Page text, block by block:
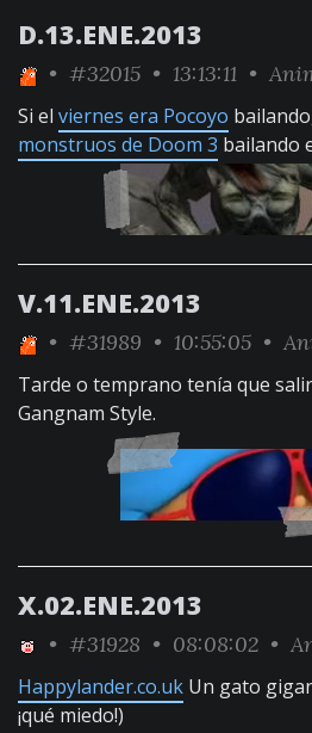
D.13.ENE.2013
• #32015 • 13:13:11 •
Si el viernes era Pocoyo
monstruos de Doom 3 bailando
V.11.ENE.2013
• #31989 • 10:55:05 •
Tarde o temprano tenía que
Gangnam Style.
X.02.ENE.2013
• #31928 • 08:08:02 •
Happylander.co.uk Un gato
¡qué miedo!)